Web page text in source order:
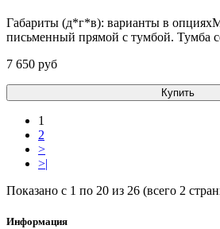
Габариты (д*г*в): варианты в
письменный прямой с тумбой. Тумба
7 650 pуб
Купить
1
2
>
>|
Показано с 1 по 20 из 26 (всего 2
Информация